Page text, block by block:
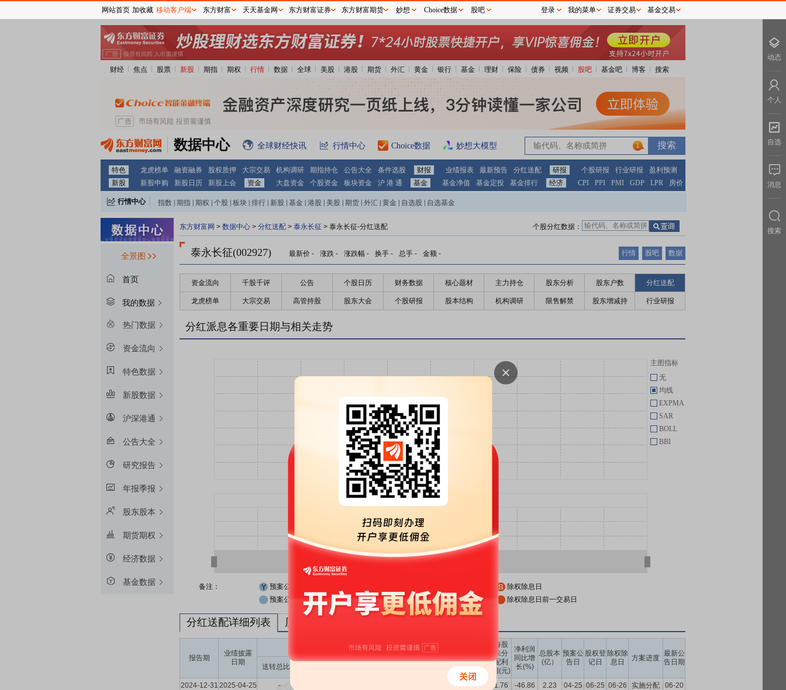
财经 焦点 股票 新股 期指 期权 行情 数据 全球 美股 港股 期货 外汇 黄金 银行 基金 理财 保险 债券 视频 股吧 基金吧 博客 搜索
数据中心 全球财经快讯 行情中心 Choice数据 妙想大模型 1
特色 龙虎榜单 融资融券 股权质押 大宗交易 机构调研 期指持仓 公告大全 条件选股 财报 业绩报表 最新预告 分红送配 研报 个股研报 行业研报
盈利预测
新股
新股申购 新股日历 新股上会 资金 大盘资金 个股资金 板块资金 沪 港 通 基金 基金净值 基金定投 基金排行 经济 CPI PPI PMI GDP LPR 房价
行情中心 指数 期指 期权 个股 板块 排行 新股 基金 港股 美股 期货 外汇 黄金 自选股 自选基金
全景图
首页
我的数据
热门数据
资金流向
特色数据
新股数据
沪深港通
公告大全
研究报告
年报季报
股东股本
期货期权
经济数据
基金数据
东方财富网 > 数据中心 > 分红送配 > 泰永长征 > 泰永长征-分红送配 个股分红数据：
泰永长征(002927) 最新价 - 涨跌 - 涨跌幅 - 换手 - 总手 - 金额 - 行情 股吧 数据
资金流向 千股千评 公告 个股日历 财务数据 核心题材 主力持仓 股东分析 股东户数 分红送配
龙虎榜单 大宗交易 高管持股 股东大会 个股研报 股本结构 机构调研 限售解禁 股东增减持 行业研报
分红派息各重要日期与相关走势
主图指标
无
均线
EXPMA
SAR
BOLL
BBI
备注： 预案公布日
除权除息日
预案公布日前一交易日
股权登记日前一交易日 除权除息日前一交易日
分红送配详细列表 历次分红派息与涨跌幅表现
报告期
业绩披露
日期
现金分红
每股
收益
净资
产(元)
公积
金(元)
每股
未分
配利
润(元)
净利润
同比增
长(%)
总股本
(亿）
预案公
告日
股权登
记日
除权除
息日
方案进度
最新公
告日期
送转总比例
现金分红比
股息率
2024-12-31 2025-04-25 - 4.54 1.59 1.76 -46.86 2.23 04-25 06-25 06-26 实施分配
06-20
网站首页 加收藏 移动客户端 东方财富 天天基金网 东方财富证券 东方财富期货 妙想 Choice数据 股吧 登录 我的菜单 证券交易 基金交易
动态
个人
自选
消息
搜索